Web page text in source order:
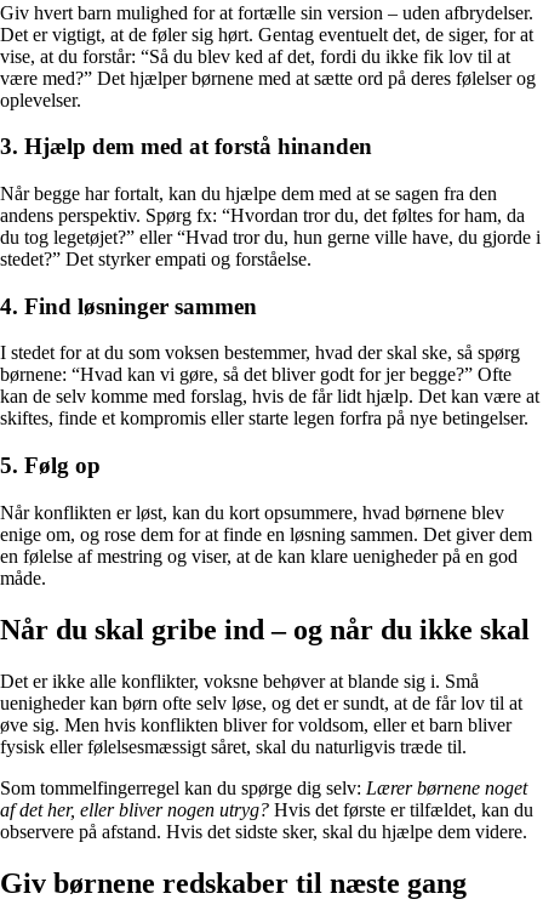
Giv hvert barn mulighed for at fortælle sin version – uden afbrydelser.
Det er vigtigt, at de føler sig hørt. Gentag eventuelt det, de siger, for at
vise, at du forstår: “Så du blev ked af det, fordi du ikke fik lov til at
være med?” Det hjælper børnene med at sætte ord på deres følelser og
oplevelser.
3. Hjælp dem med at forstå hinanden
Når begge har fortalt, kan du hjælpe dem med at se sagen fra den
andens perspektiv. Spørg fx: “Hvordan tror du, det føltes for ham, da
du tog legetøjet?” eller “Hvad tror du, hun gerne ville have, du gjorde i
stedet?” Det styrker empati og forståelse.
4. Find løsninger sammen
I stedet for at du som voksen bestemmer, hvad der skal ske, så spørg
børnene: “Hvad kan vi gøre, så det bliver godt for jer begge?” Ofte
kan de selv komme med forslag, hvis de får lidt hjælp. Det kan være at
skiftes, finde et kompromis eller starte legen forfra på nye betingelser.
5. Følg op
Når konflikten er løst, kan du kort opsummere, hvad børnene blev
enige om, og rose dem for at finde en løsning sammen. Det giver dem
en følelse af mestring og viser, at de kan klare uenigheder på en god
måde.
Når du skal gribe ind – og når du ikke skal
Det er ikke alle konflikter, voksne behøver at blande sig i. Små
uenigheder kan børn ofte selv løse, og det er sundt, at de får lov til at
øve sig. Men hvis konflikten bliver for voldsom, eller et barn bliver
fysisk eller følelsesmæssigt såret, skal du naturligvis træde til.
Som tommelfingerregel kan du spørge dig selv: Lærer børnene noget
af det her, eller bliver nogen utryg? Hvis det første er tilfældet, kan du
observere på afstand. Hvis det sidste sker, skal du hjælpe dem videre.
Giv børnene redskaber til næste gang